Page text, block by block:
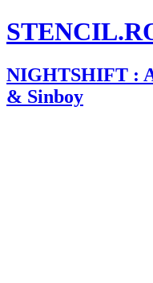
NIGHTSHIFT :
& Sinboy